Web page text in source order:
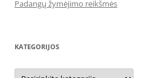
Padangų žymėjimo reikšmės
KATEGORIJOS
Kategorijos